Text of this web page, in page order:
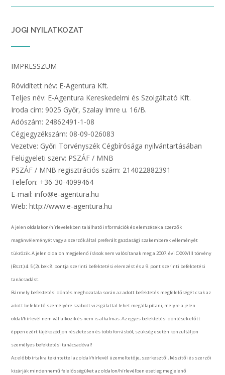
JOGI NYILATKOZAT
IMPRESSZUM
Rövidített név: E-Agentura Kft.
Teljes név: E-Agentura Kereskedelmi és Szolgáltató Kft.
Iroda cím: 9025 Győr, Szalay Imre u. 16/B.
Adószám: 24862491-1-08
Cégjegyzékszám: 08-09-026083
Vezetve: Győri Törvényszék Cégbírósága nyilvántartásában
Felügyeleti szerv: PSZÁF / MNB
PSZÁF / MNB regisztrációs szám: 214022882391
Telefon: +36-30-4099464
E-mail: info@e-agentura.hu
Web: http://www.e-agentura.hu
A jelen oldalakon/hírlevelekben található információk és elemzések a szerzők
magánvéleményét vagy a szerzők által preferált gazdasági szakemberek véleményét
tükrözik. A jelen oldalon megjelenő írások nem valósítanak meg a 2007. évi CXXXVIII törvény
(Bszt.) 4. § (2). bek 8. pontja szerinti befektetési elemzést és a 9. pont szerinti befektetési
tanácsadást.
Bármely befektetési döntés meghozatala során az adott befektetés megfelelőségét csak az
adott befektető személyére szabott vizsgálattal lehet megállapítani, melyre a jelen
oldal/hírlevél nem vállalkozik és nem is alkalmas. Az egyes befektetési döntések előtt
éppen ezért tájékozódjon részletesen és több forrásból, szükség esetén konzultáljon
személyes befektetési tanácsadóval!
Az előbb írtakra tekintettel az oldal/hírlevél üzemeltetője, szerkesztői, készítői és szerzői
kizárják mindennemű felelősségüket az oldalon/hírlevélben esetleg megjelenő